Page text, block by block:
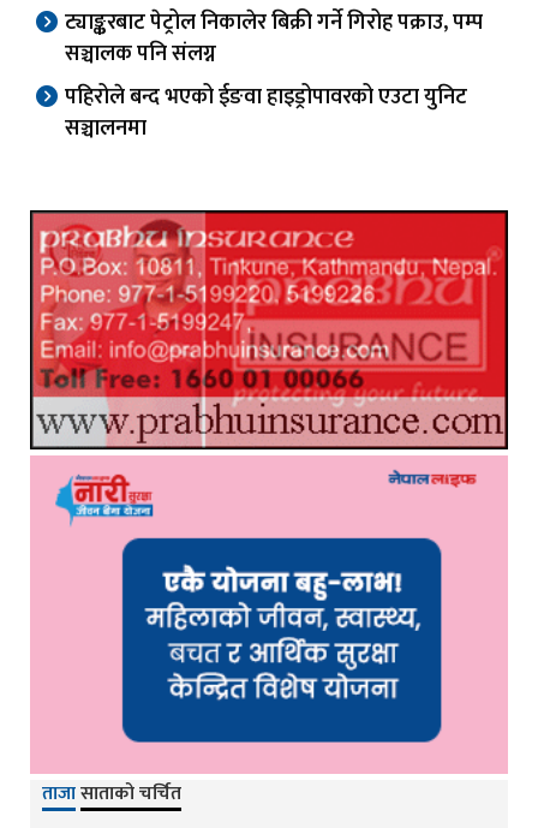
ट्याङ्करबाट पेट्रोल निकालेर बिक्री गर्ने गिरोह पक्राउ, पम्प
सञ्चालक पनि संलग्न
पहिरोले बन्द भएको ईङवा हाइड्रोपावरको एउटा युनिट
सञ्चालनमा
ताजासाताको चर्चित